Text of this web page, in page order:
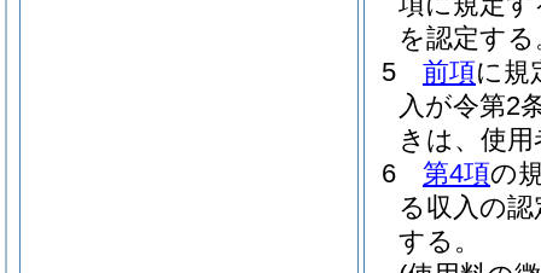
を認定する
5
前項に規
入が令第2
きは、使
6
第4項の
る収入の
する。